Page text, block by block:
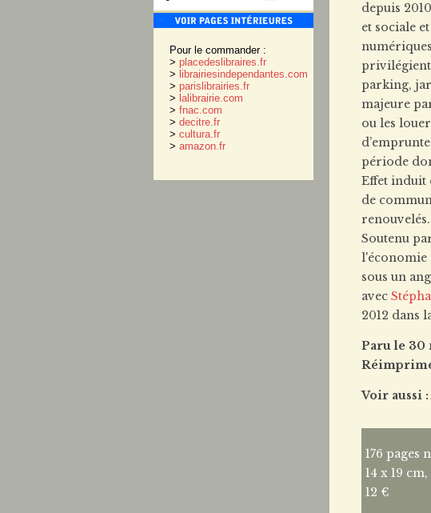
Pour le commander :
> placedeslibraires.fr
> librairiesindependantes.com
> parislibrairies.fr
> lalibrairie.com
> fnac.com
> decitre.fr
> cultura.fr
> amazon.fr
depuis
et sociale
privilégient
parking,
majeure
ou les
période
Effet induit
de
renouvelés.
Soutenu
l'économie
sous un
avec
2012 dans
Paru le 30
Voir aussi :
176 pages
14 x 19
12 €